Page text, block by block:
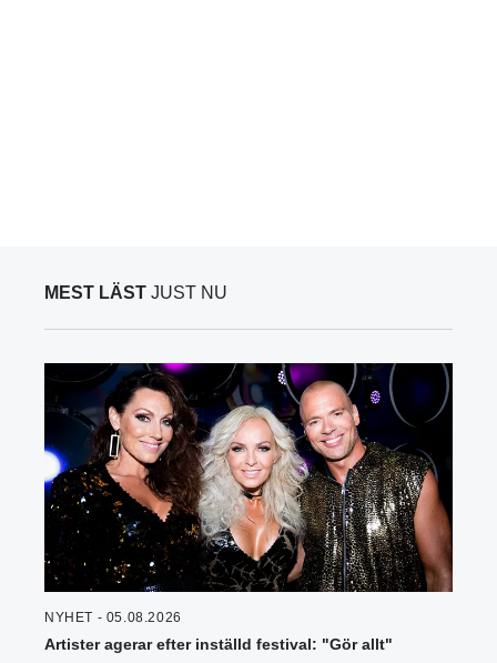
MEST LÄST JUST NU
NYHET - 05.08.2026
Artister agerar efter inställd festival: "Gör allt"